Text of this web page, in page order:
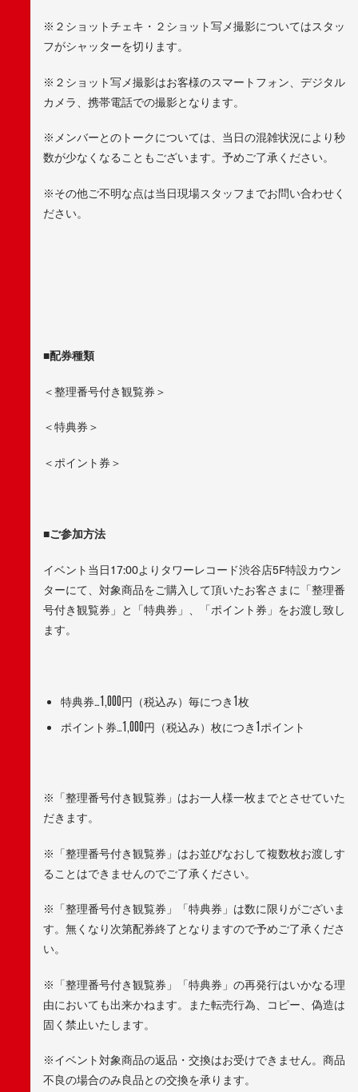
※２ショットチェキ・２ショット写メ撮影についてはスタッ
フがシャッターを切ります。
※２ショット写メ撮影はお客様のスマートフォン、デジタル
カメラ、携帯電話での撮影となります。
※メンバーとのトークについては、当日の混雑状況により秒
数が少なくなることもございます。予めご了承ください。
※その他ご不明な点は当日現場スタッフまでお問い合わせく
ださい。
■配券種類
＜整理番号付き観覧券＞
＜特典券＞
＜ポイント券＞
■ご参加方法
イベント当日17:00よりタワーレコード渋谷店5F特設カウン
ターにて、対象商品をご購入して頂いたお客さまに「整理番
号付き観覧券」と「特典券」、「ポイント券」をお渡し致し
ます。
特典券…1,000円（税込み）毎につき1枚
ポイント券…1,000円（税込み）枚につき1ポイント
※「整理番号付き観覧券」はお一人様一枚までとさせていた
だきます。
※「整理番号付き観覧券」はお並びなおして複数枚お渡しす
ることはできませんのでご了承ください。
※「整理番号付き観覧券」「特典券」は数に限りがございま
す。無くなり次第配券終了となりますので予めご了承くださ
い。
※「整理番号付き観覧券」「特典券」の再発行はいかなる理
由においても出来かねます。また転売行為、コピー、偽造は
固く禁止いたします。
※イベント対象商品の返品・交換はお受けできません。商品
不良の場合のみ良品との交換を承ります。